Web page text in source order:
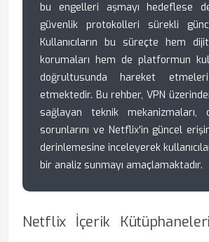
bu engelleri aşmayı hedeflese
güvenlik protokolleri sürekli
Kullanıcıların bu süreçte hem
korumaları hem de platformun
doğrultusunda hareket
etmektedir. Bu rehber, VPN
sağlayan teknik mekanizmaları,
sorunlarını ve Netflix'in güncel
derinlemesine inceleyerek
bir analiz sunmayı amaçlamaktadır.
Netflix İçerik